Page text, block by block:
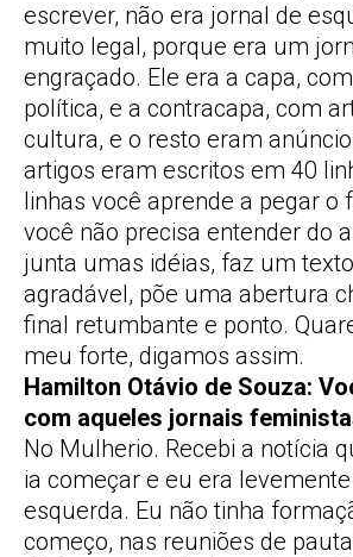
escrever, não era jornal de
muito legal, porque era um
engraçado. Ele era a capa,
política, e a contracapa, com
cultura, e o resto eram
artigos eram escritos em 40
linhas você aprende a pegar o
você não precisa entender do
junta umas idéias, faz um
agradável, põe uma abertura
final retumbante e ponto.
meu forte, digamos assim.
Hamilton Otávio de Souza:
com aqueles jornais
No Mulherio. Recebi a notícia
ia começar e eu era
esquerda. Eu não tinha
começo, nas reuniões de